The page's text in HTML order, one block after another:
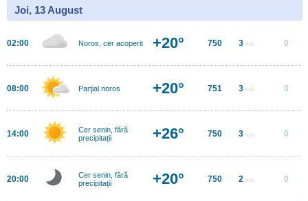
Joi, 13 August
02:00 Noros, cer acoperit +20° 750 3 m/s 0
08:00 Parţial noros +20° 751 3 m/s 0
14:00
Cer senin, fără
precipitații
+26° 750 3 m/s 0
20:00
Cer senin, fără
precipitații
+20° 750 2 m/s 0